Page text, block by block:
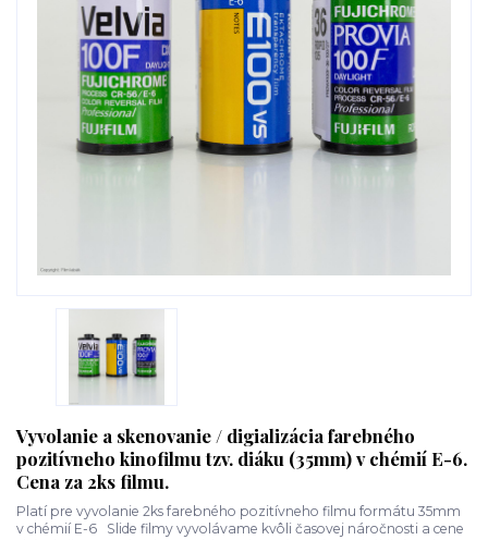
Vyvolanie a skenovanie / digializácia farebného
pozitívneho kinofilmu tzv. diáku (35mm) v chémií E-6.
Cena za 2ks filmu.
Platí pre vyvolanie 2ks farebného pozitívneho filmu formátu 35mm
v chémií E-6 Slide filmy vyvolávame kvôli časovej náročnosti a cene